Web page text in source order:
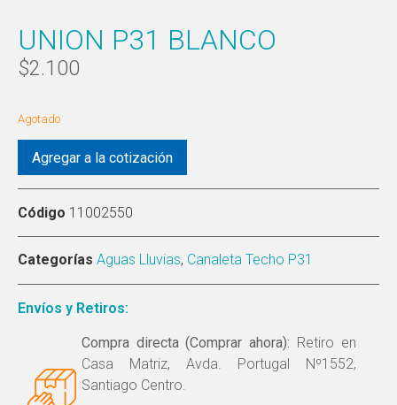
UNION P31 BLANCO
$2.100
Agotado
Agregar a la cotización
Código 11002550
Categorías Aguas Lluvias, Canaleta Techo P31
Envíos y Retiros:
Compra directa (Comprar ahora): Retiro en
Casa Matriz, Avda. Portugal Nº1552,
Santiago Centro.